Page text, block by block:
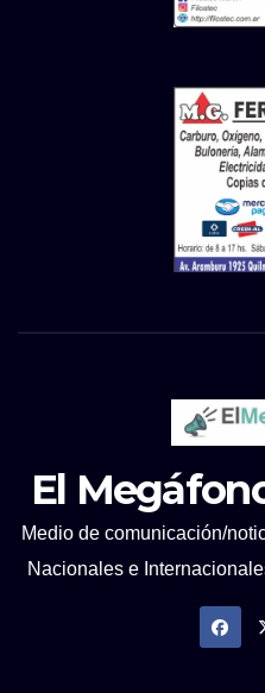
El
Medio de comunicación/
Nacionales e